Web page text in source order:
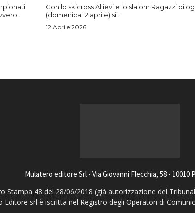
Con lo skicross Allievi e lo slalom Ragazzi di
(domenica 12 aprile) si...
12 Aprile 2026
Mulatero editore Srl - Via Giovanni Flecchia, 58 - 10010
Stampa 48 del 28/06/2018 (già autorizzazione del
Editore srl è iscritta nel Registro degli Operatori di